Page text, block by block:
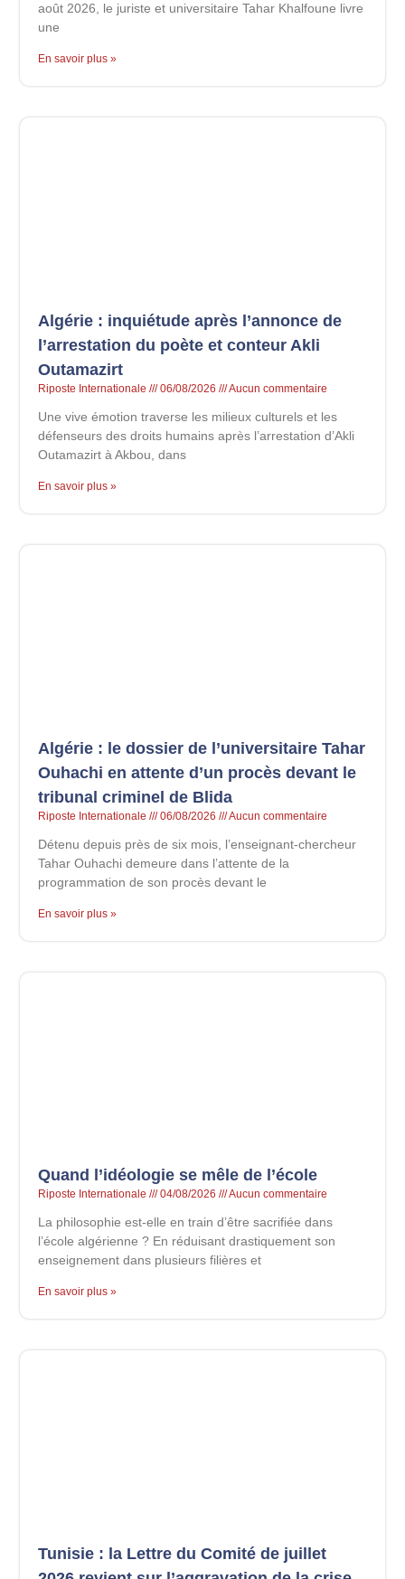
août 2026, le juriste et universitaire Tahar Khalfoune livre
une
En savoir plus »
Algérie : inquiétude après l’annonce de
l’arrestation du poète et conteur Akli
Outamazirt
Riposte Internationale 06/08/2026 Aucun commentaire
Une vive émotion traverse les milieux culturels et les
défenseurs des droits humains après l’arrestation d’Akli
Outamazirt à Akbou, dans
En savoir plus »
Algérie : le dossier de l’universitaire Tahar
Ouhachi en attente d’un procès devant le
tribunal criminel de Blida
Riposte Internationale 06/08/2026 Aucun commentaire
Détenu depuis près de six mois, l’enseignant-chercheur
Tahar Ouhachi demeure dans l’attente de la
programmation de son procès devant le
En savoir plus »
Quand l’idéologie se mêle de l’école
Riposte Internationale 04/08/2026 Aucun commentaire
La philosophie est-elle en train d’être sacrifiée dans
l’école algérienne ? En réduisant drastiquement son
enseignement dans plusieurs filières et
En savoir plus »
Tunisie : la Lettre du Comité de juillet